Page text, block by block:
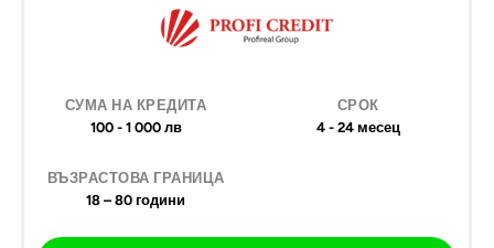
100 - 1 000 лв 4 - 24 месец
18 – 80 години